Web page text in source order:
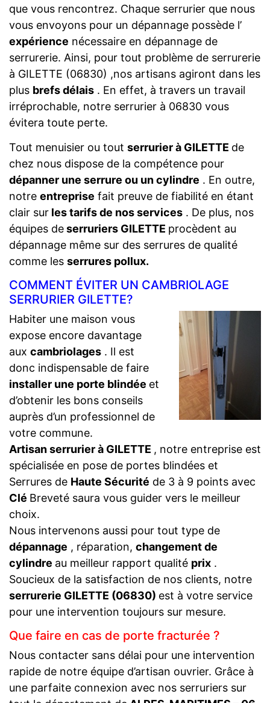
que vous rencontrez. Chaque serrurier que nous
vous envoyons pour un dépannage possède l’
expérience nécessaire en dépannage de
serrurerie. Ainsi, pour tout problème de serrurerie
à GILETTE (06830) ,nos artisans agiront dans les
plus brefs délais . En effet, à travers un travail
irréprochable, notre serrurier à 06830 vous
évitera toute perte.
Tout menuisier ou tout serrurier à GILETTE de
chez nous dispose de la compétence pour
dépanner une serrure ou un cylindre . En outre,
notre entreprise fait preuve de fiabilité en étant
clair sur les tarifs de nos services . De plus, nos
équipes deserruriers GILETTE procèdent au
dépannage même sur des serrures de qualité
comme les serrures pollux.
COMMENT ÉVITER UN CAMBRIOLAGE
SERRURIER GILETTE?
Habiter une maison vous
expose encore davantage
aux cambriolages . Il est
donc indispensable de faire
installer une porte blindée et
d’obtenir les bons conseils
auprès d’un professionnel de
votre commune.
Artisan serrurier à GILETTE , notre entreprise est
spécialisée en pose de portes blindées et
Serrures de Haute Sécurité de 3 à 9 points avec
Clé Breveté saura vous guider vers le meilleur
choix.
Nous intervenons aussi pour tout type de
dépannage , réparation, changement de
cylindre au meilleur rapport qualité prix .
Soucieux de la satisfaction de nos clients, notre
serrurerie GILETTE (06830) est à votre service
pour une intervention toujours sur mesure.
Que faire en cas de porte fracturée ?
Nous contacter sans délai pour une intervention
rapide de notre équipe d’artisan ouvrier. Grâce à
une parfaite connexion avec nos serruriers sur